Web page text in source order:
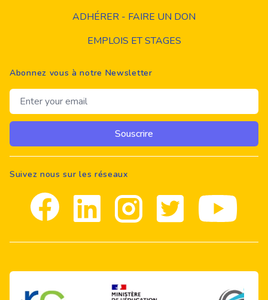
ADHÉRER - FAIRE UN DON
EMPLOIS ET STAGES
Abonnez vous à notre Newsletter
Email address
Souscrire
Suivez nous sur les réseaux
Facebook Linkedin Instagram Twitter youtube